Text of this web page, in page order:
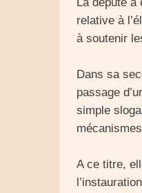
relative à
à soutenir
Dans sa
passage
simple
A ce titre,